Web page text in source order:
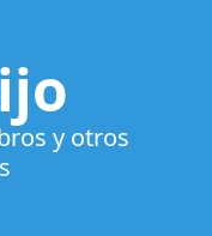
y otros